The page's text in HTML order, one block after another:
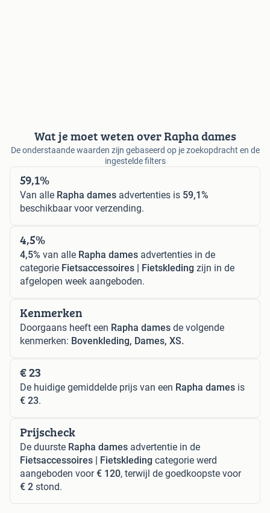
Wat je moet weten over Rapha dames
De onderstaande waarden zijn gebaseerd op je zoekopdracht en de
ingestelde filters
59,1%
Van alle Rapha dames advertenties is 59,1%
beschikbaar voor verzending.
4,5%
4,5% van alle Rapha dames advertenties in de
categorie Fietsaccessoires | Fietskleding zijn in de
afgelopen week aangeboden.
Kenmerken
Doorgaans heeft een Rapha dames de volgende
kenmerken: Bovenkleding, Dames, XS.
€ 23
De huidige gemiddelde prijs van een Rapha dames is
€ 23.
Prijscheck
De duurste Rapha dames advertentie in de
Fietsaccessoires | Fietskleding categorie werd
aangeboden voor€ 120, terwijl de goedkoopste voor
€ 2 stond.